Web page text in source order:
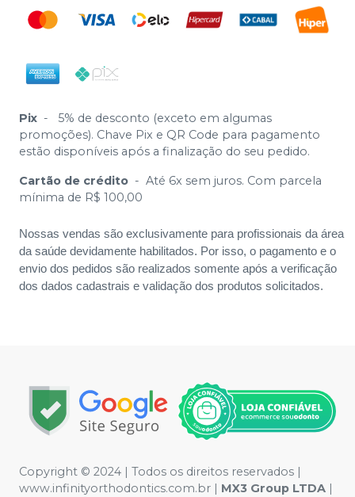
Pix -
5% de desconto (exceto em algumas
promoções). Chave Pix e QR Code para pagamento
estão disponíveis após a finalização do seu pedido.
Cartão de crédito - Até 6x sem juros. Com parcela
mínima de R$ 100,00
Nossas vendas são exclusivamente para profissionais da área
da saúde devidamente habilitados. Por isso, o pagamento e o
envio dos pedidos são realizados somente após a verificação
dos dados cadastrais e validação dos produtos solicitados.
Copyright © 2024 | Todos os direitos reservados |
www.infinityorthodontics.com.br | MX3 Group LTDA |